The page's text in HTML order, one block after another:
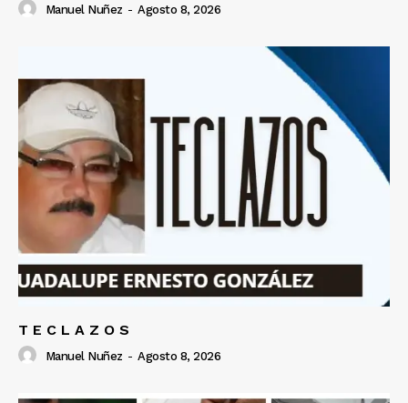
Manuel Nuñez - Agosto 8, 2026
T E C L A Z O S
Manuel Nuñez - Agosto 8, 2026